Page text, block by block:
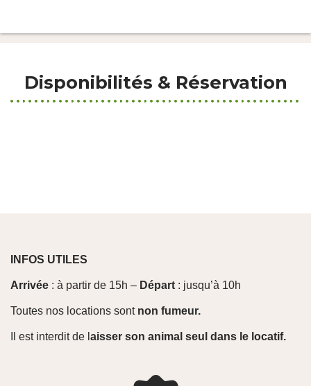
Disponibilités & Réservation
INFOS UTILES
Arrivée : à partir de 15h – Départ : jusqu’à 10h
Toutes nos locations sont non fumeur.
Il est interdit de l aisser son animal seul dans le locatif.